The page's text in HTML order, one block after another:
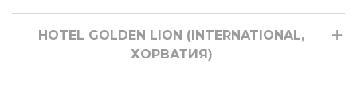
HOTEL GOLDEN LION (INTERNATIONAL,
ХОРВАТИЯ)